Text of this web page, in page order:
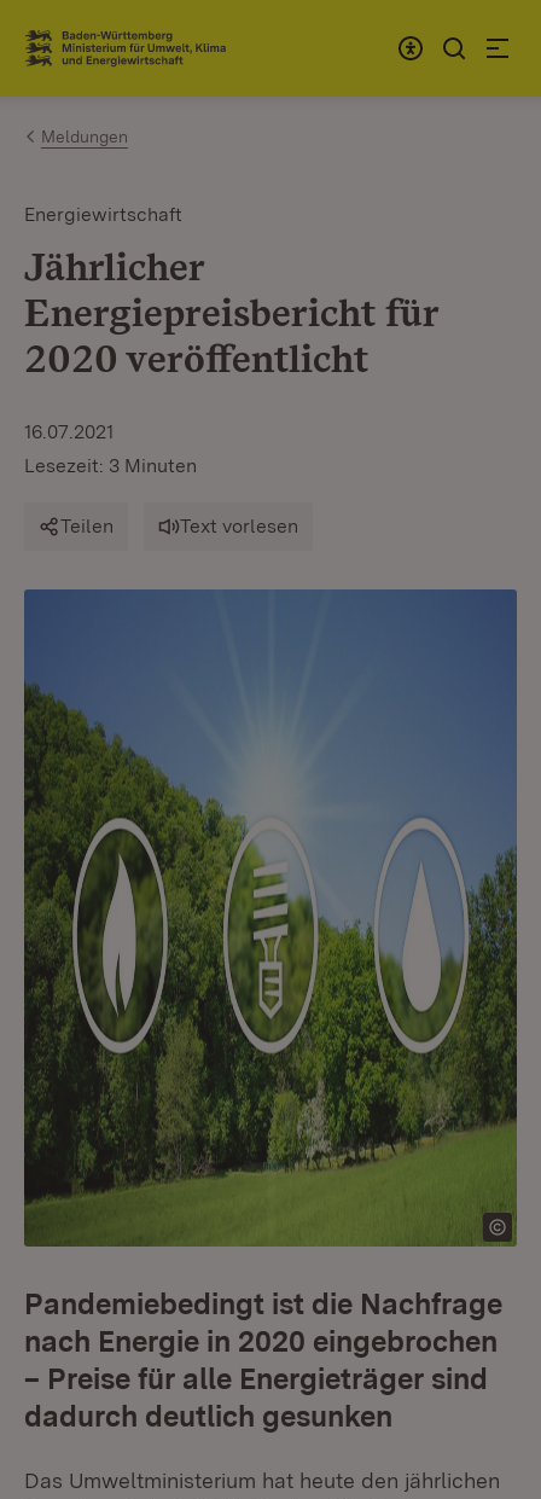
Zum Inhalt springen
Link zur Startseite
Meldungen
Energiewirtschaft
Jährlicher
Energiepreisbericht für
2020 veröffentlicht
16.07.2021
Lesezeit: 3 Minuten
Teilen Text vorlesen
Pandemiebedingt ist die Nachfrage
nach Energie in 2020 eingebrochen
– Preise für alle Energieträger sind
dadurch deutlich gesunken
Das Umweltministerium hat heute den jährlichen